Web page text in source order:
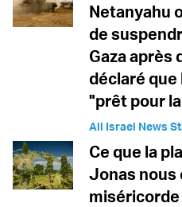
Netanyahu
de
Gaza après
déclaré que
"prêt pour
All Israel News
Ce que la
Jonas nous
miséricorde